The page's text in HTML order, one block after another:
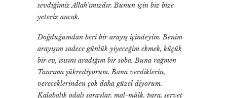
sevdiğimiz Allah’ımızdır. Bunun için biz bize
yeteriz ancak.
Doğduğumdan beri bir arayış içindeyim. Benim
arayışım sadece günlük yiyeceğim ekmek, küçük
bir ev, ısısını aradığım bir soba. Buna rağmen
Tanrıma şükrediyorum. Bana verdiklerin,
vereceklerinden çok daha güzel diyorum.
Kalabalık odalı saraylar, mal-mülk, para, servet